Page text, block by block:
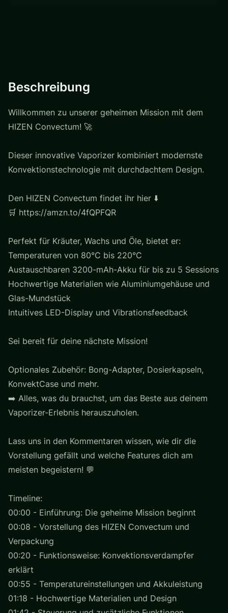
Beschreibung
Willkommen zu unserer geheimen Mission mit dem
HIZEN Convectum! 🚀
Dieser innovative Vaporizer kombiniert modernste
Konvektionstechnologie mit durchdachtem Design.
Den HIZEN Convectum findet ihr hier ⬇️
🛒 https://amzn.to/4fQPFQR
Perfekt für Kräuter, Wachs und Öle, bietet er:
Temperaturen von 80°C bis 220°C
Austauschbaren 3200-mAh-Akku für bis zu 5 Sessions
Hochwertige Materialien wie Aluminiumgehäuse und
Glas-Mundstück
Intuitives LED-Display und Vibrationsfeedback
Sei bereit für deine nächste Mission!
Optionales Zubehör: Bong-Adapter, Dosierkapseln,
KonvektCase und mehr.
➡️ Alles, was du brauchst, um das Beste aus deinem
Vaporizer-Erlebnis herauszuholen.
Lass uns in den Kommentaren wissen, wie dir die
Vorstellung gefällt und welche Features dich am
meisten begeistern! 💬
Timeline:
00:00 - Einführung: Die geheime Mission beginnt
00:08 - Vorstellung des HIZEN Convectum und
Verpackung
00:20 - Funktionsweise: Konvektionsverdampfer
erklärt
00:55 - Temperatureinstellungen und Akkuleistung
01:18 - Hochwertige Materialien und Design